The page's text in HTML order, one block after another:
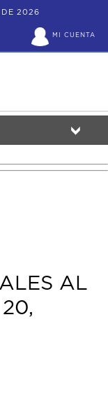
DE 2026
MI CUENTA
AL